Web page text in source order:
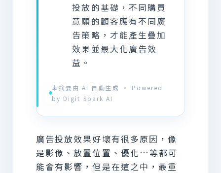
投放的基礎，不同購買
意願的顧客應有不同廣
告策略，才能產生疊加
效果並最大化廣告效
益。
本摘要由 AI 自動生成 · Powered
by Digit Spark AI
廣告投放效果好壞有很多原因，像
是影像、放置位置、優化…等都可
能會有影響，但是在這之中，最重